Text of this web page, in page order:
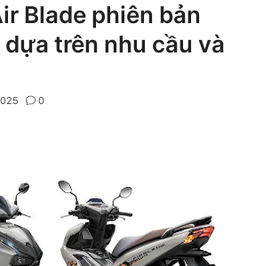
Blade phiên bản
dựa trên nhu cầu và
0